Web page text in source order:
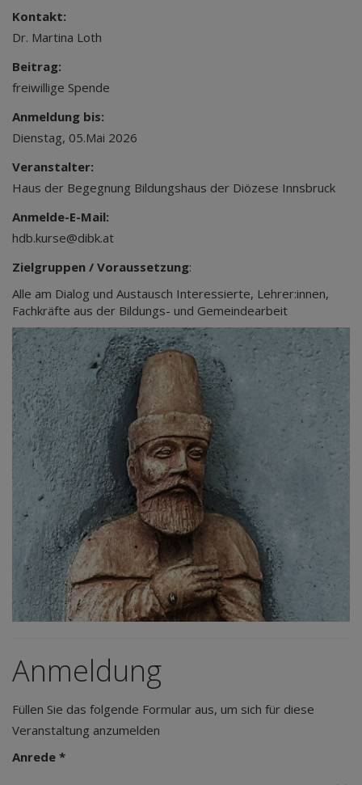
Kontakt:
Dr. Martina Loth
Beitrag:
freiwillige Spende
Anmeldung bis:
Dienstag, 05.Mai 2026
Veranstalter:
Haus der Begegnung Bildungshaus der Diözese Innsbruck
Anmelde-E-Mail:
hdb.kurse@dibk.at
Zielgruppen / Voraussetzung:
Alle am Dialog und Austausch Interessierte, Lehrer:innen,
Fachkräfte aus der Bildungs- und Gemeindearbeit
Anmeldung
Füllen Sie das folgende Formular aus, um sich für diese
Veranstaltung anzumelden
Anrede *